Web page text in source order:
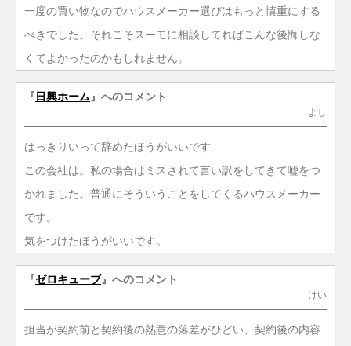
一度の買い物なのでハウスメーカー選びはもっと慎重にする
べきでした。それこそスーモに相談してればこんな後悔しな
くてよかったのかもしれません。
『 日興ホーム 』へのコメント
よし
はっきりいって辞めたほうがいいです
この会社は。私の場合はミスされて言い訳をしてきて嘘をつ
かれました。普通にそういうことをしてくるハウスメーカー
です。
気をつけたほうがいいです。
『ゼロキューブ』へのコメント
けい
担当が契約前と契約後の熱意の落差がひどい、契約後の内容